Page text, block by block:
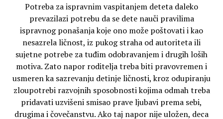
Potreba za ispravnim vaspitanjem deteta daleko
prevazilazi potrebu da se dete nauči pravilima
ispravnog ponašanja koje ono može poštovati i kao
nesazrela ličnost, iz pukog straha od autoriteta ili
sujetne potrebe za tuđim odobravanjem i drugih loših
motiva. Zato napor roditelja treba biti pravovremen i
usmeren ka sazrevanju detinje ličnosti, kroz odupiranju
zloupotrebi razvojnih sposobnosti kojima odmah treba
pridavati uzvišeni smisao prave ljubavi prema sebi,
drugima i čovečanstvu. Ako taj napor nije uložen, deca